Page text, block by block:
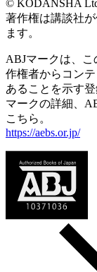
© KODANSHA
著作権は講談社
ます。
ABJマークは、
作権者からコン
あることを示す
マークの詳細、
こちら。
https://aebs.or.jp/